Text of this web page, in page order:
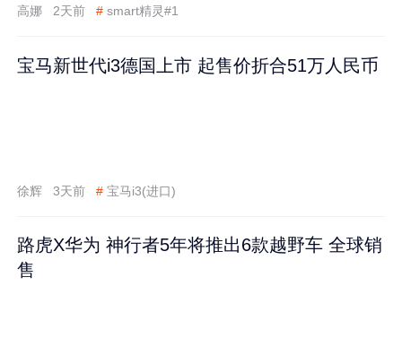
高娜 2天前 # smart精灵#1
宝马新世代i3德国上市 起售价折合51万人民币
徐辉 3天前 # 宝马i3(进口)
路虎X华为 神行者5年将推出6款越野车 全球销
售